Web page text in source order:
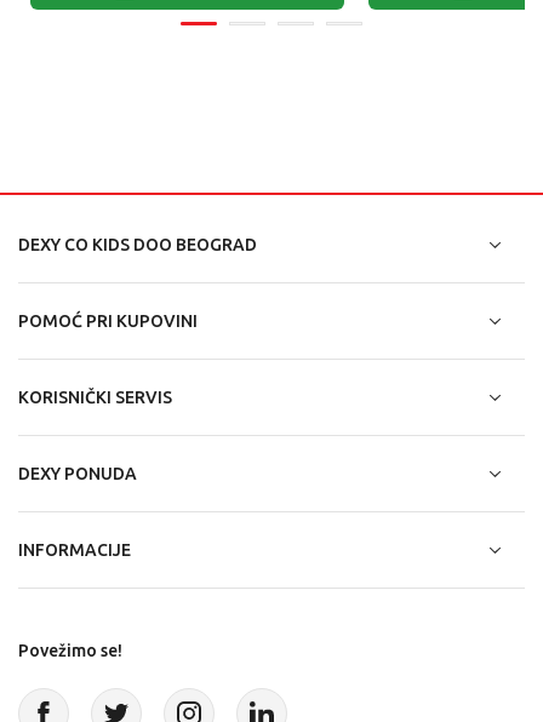
DEXY CO KIDS DOO BEOGRAD
POMOĆ PRI KUPOVINI
KORISNIČKI SERVIS
DEXY PONUDA
INFORMACIJE
Povežimo se!